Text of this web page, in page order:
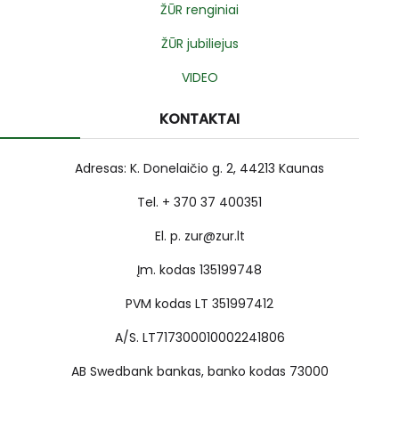
ŽŪR renginiai
ŽŪR jubiliejus
VIDEO
KONTAKTAI
Adresas: K. Donelaičio g. 2, 44213 Kaunas
Tel. + 370 37 400351
El. p. zur@zur.lt
Įm. kodas 135199748
PVM kodas LT 351997412
A/S. LT717300010002241806
AB Swedbank bankas, banko kodas 73000